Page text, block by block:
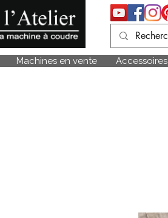
Machines en vente Accessoires